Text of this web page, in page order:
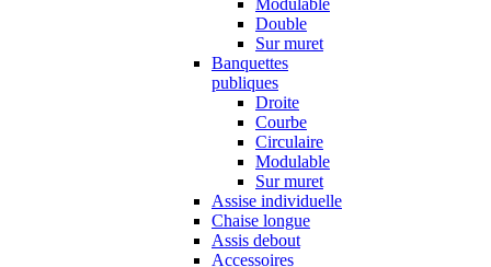
Modulable
Double
Sur muret
Banquettes
publiques
Droite
Courbe
Circulaire
Modulable
Sur muret
Assise individuelle
Chaise longue
Assis debout
Accessoires